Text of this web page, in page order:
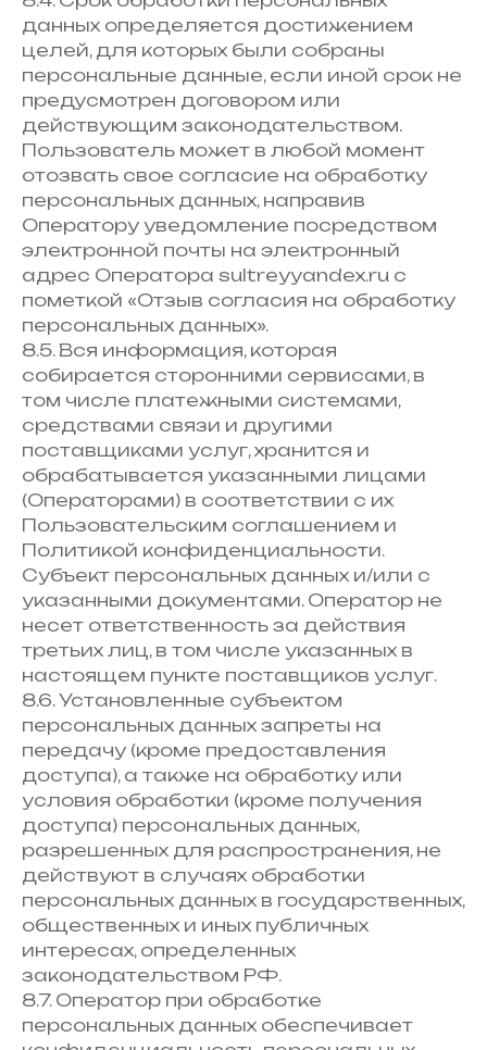
данных определяется достижением
целей, для которых были собраны
персональные данные, если иной срок не
предусмотрен договором или
действующим законодательством.
Пользователь может в любой момент
отозвать свое согласие на обработку
персональных данных, направив
Оператору уведомление посредством
электронной почты на электронный
адрес Оператора sultreyyandex.ru с
пометкой «Отзыв согласия на обработку
персональных данных».
8.5. Вся информация, которая
собирается сторонними сервисами, в
том числе платежными системами,
средствами связи и другими
поставщиками услуг, хранится и
обрабатывается указанными лицами
(Операторами) в соответствии с их
Пользовательским соглашением и
Политикой конфиденциальности.
Субъект персональных данных и/или с
указанными документами. Оператор не
несет ответственность за действия
третьих лиц, в том числе указанных в
настоящем пункте поставщиков услуг.
8.6. Установленные субъектом
персональных данных запреты на
передачу (кроме предоставления
доступа), а также на обработку или
условия обработки (кроме получения
доступа) персональных данных,
разрешенных для распространения, не
действуют в случаях обработки
персональных данных в государственных,
общественных и иных публичных
интересах, определенных
законодательством РФ.
8.7. Оператор при обработке
персональных данных обеспечивает